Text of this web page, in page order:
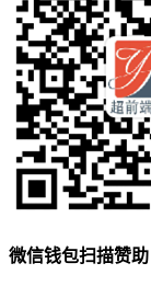
微信钱包扫描赞助